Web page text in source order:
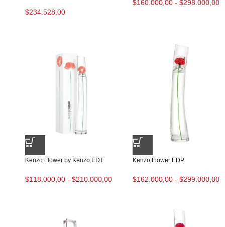
$234.528,00
$160.000,00 - $298.000,00
Kenzo Flower by Kenzo EDT
$118.000,00 - $210.000,00
Kenzo Flower EDP
$162.000,00 - $299.000,00